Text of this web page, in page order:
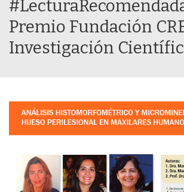
Premio Fundación
Investigación